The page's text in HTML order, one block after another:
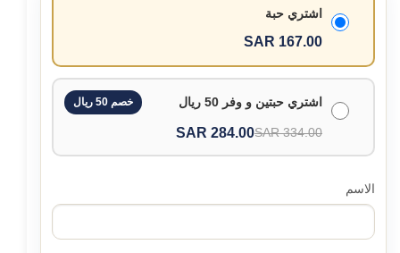
اشتري حبة
167.00 SAR
اشتري حبتين و وفر 50 ريال خصم 50 ريال
334.00 SAR
284.00 SAR
الاسم